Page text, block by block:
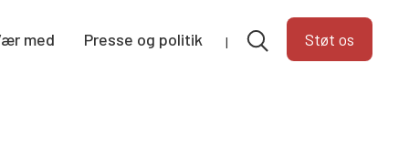
med Presse og politik Støt os